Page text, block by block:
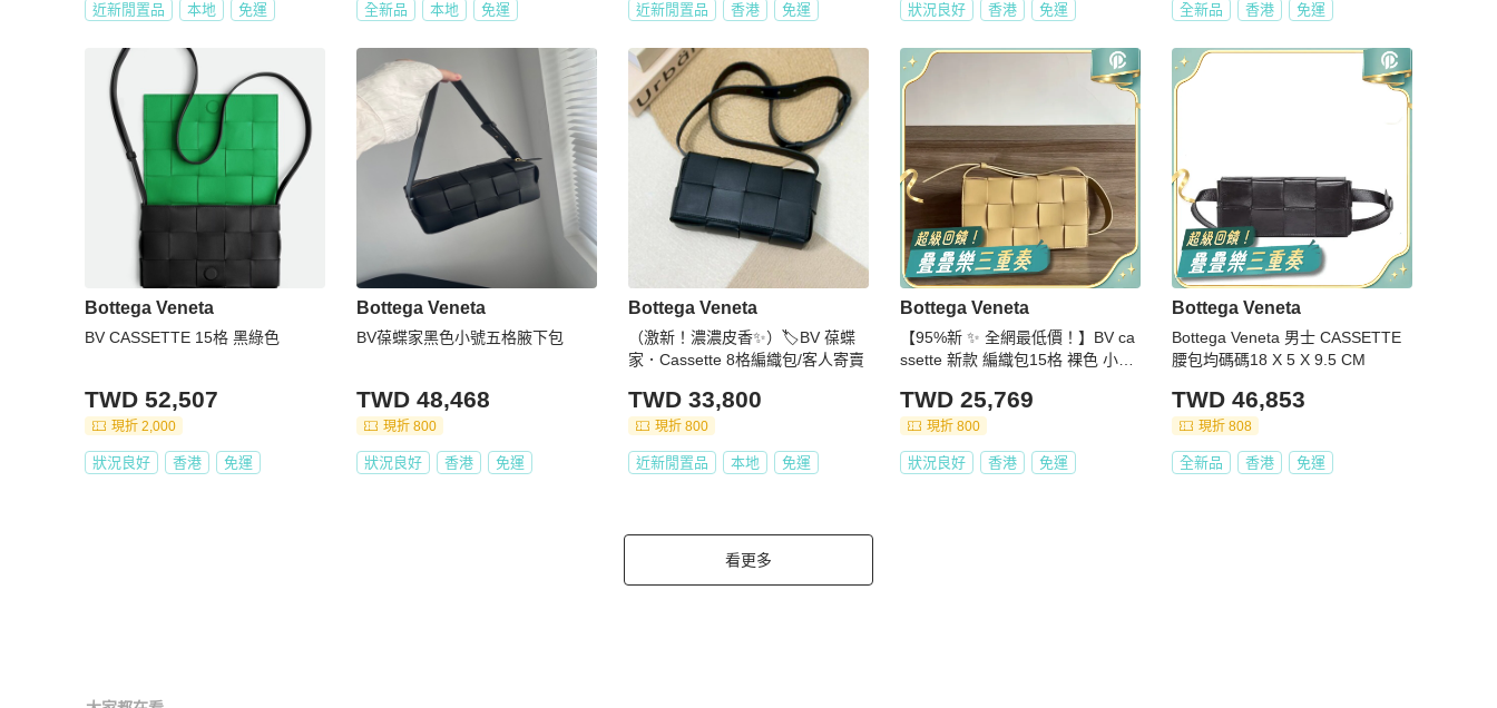
近新閒置品 本地 免運 全新品 本地 免運 近新閒置品 香港 免運 狀況良好 香港 免運 全新品 香港 免運
Bottega Veneta
BV CASSETTE 15格 黑綠色
TWD 52,507
現折 2,000
狀況良好 香港 免運
Bottega Veneta
BV葆蝶家黑色小號五格腋下包
TWD 48,468
現折 800
狀況良好 香港 免運
Bottega Veneta
（激新！濃濃皮香✨）🏷BV 葆蝶
家．Cassette 8格編織包/客人寄賣
TWD 33,800
現折 800
近新閒置品 本地 免運
Bottega Veneta
【95%新 ✨ 全網最低價！】BV ca
ssette 新款 編織包15格 裸色 小羊
TWD 25,769
現折 800
狀況良好 香港 免運
Bottega Veneta
Bottega Veneta 男士 CASSETTE
腰包均碼碼18 X 5 X 9.5 CM
TWD 46,853
現折 808
全新品 香港 免運
看更多